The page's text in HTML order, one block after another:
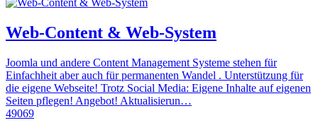
Web-Content & Web-System
Joomla und andere Content Management Systeme stehen für
Einfachheit aber auch für permanenten Wandel . Unterstützung für
die eigene Webseite! Trotz Social Media: Eigene Inhalte auf eigenen
Seiten pflegen! Angebot! Aktualisierun…
49069